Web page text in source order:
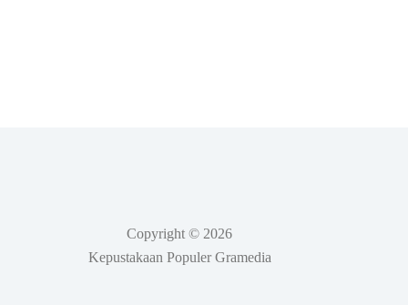
Copyright © 2026
Kepustakaan Populer Gramedia